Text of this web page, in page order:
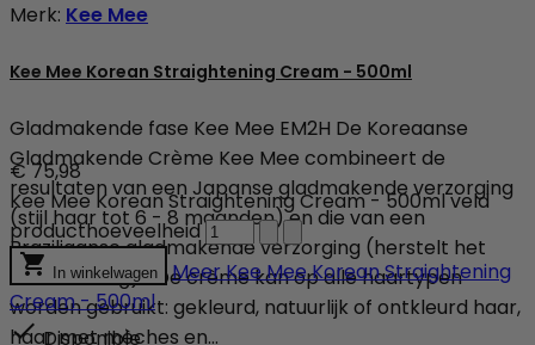
Merk: Kee Mee
Kee Mee Korean Straightening Cream - 500ml
Gladmakende fase Kee Mee EM2H De Koreaanse
Gladmakende Crème Kee Mee combineert de
resultaten van een Japanse gladmakende verzorging
(stijl haar tot 6 - 8 maanden) en die van een
Braziliaanse gladmakende verzorging (herstelt het
haar volledig) ! De crème kan op alle haartypen
worden gebruikt: gekleurd, natuurlijk of ontkleurd haar,
haar met mèches en...
€ 75,98
Kee Mee Korean Straightening Cream - 500ml veld
producthoeveelheid
 In winkelwagen MeerKee Mee Korean Straightening
Cream - 500ml
Disponible